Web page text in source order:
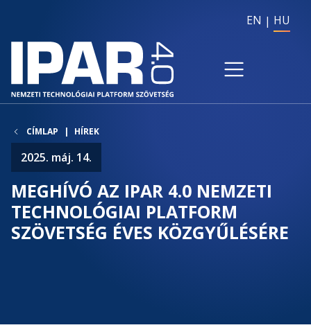
EN HU
CÍMLAP HÍREK
2025. máj. 14.
MEGHÍVÓ AZ IPAR 4.0 NEMZETI
TECHNOLÓGIAI PLATFORM
SZÖVETSÉG ÉVES KÖZGYŰLÉSÉRE